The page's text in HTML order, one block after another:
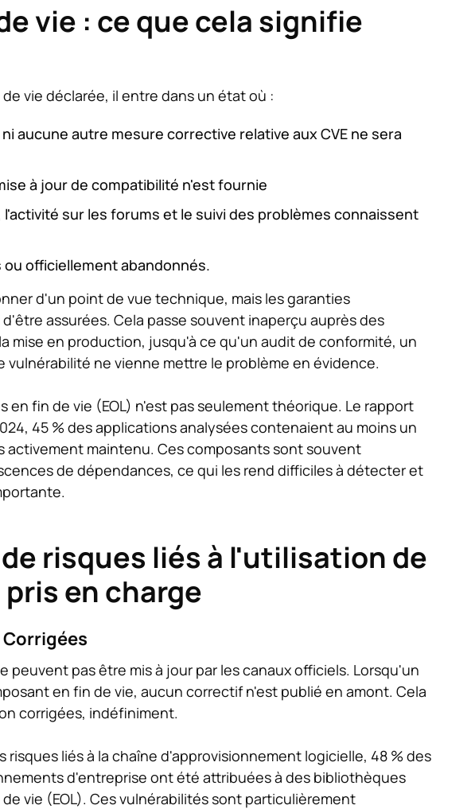
vie : ce que cela signifie
vie déclarée, il entre dans un état où :
aucune autre mesure corrective relative aux CVE ne sera
à jour de compatibilité n'est fournie
sur les forums et le suivi des problèmes connaissent
officiellement abandonnés.
d'un point de vue technique, mais les garanties
assurées. Cela passe souvent inaperçu auprès des
mise en production, jusqu'à ce qu'un audit de conformité, un
ne vienne mettre le problème en évidence.
en fin de vie (EOL) n'est pas seulement théorique. Le rapport
45 % des applications analysées contenaient au moins un
maintenu. Ces composants sont souvent
de dépendances, ce qui les rend difficiles à détecter et
risques liés à l'utilisation de
en charge
peuvent pas être mis à jour par les canaux officiels. Lorsqu'un
en fin de vie, aucun correctif n'est publié en amont. Cela
corrigées, indéfiniment.
risques liés à la chaîne d'approvisionnement logicielle, 48 % des
d'entreprise ont été attribuées à des bibliothèques
vie (EOL). Ces vulnérabilités sont particulièrement